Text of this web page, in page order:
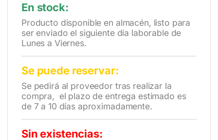
En stock:
Producto disponible en almacén, listo para
ser enviado el siguiente día laborable de
Lunes a Viernes.
Se puede reservar:
Se pedirá al proveedor tras realizar la
compra, el plazo de entrega estimado es
de 7 a 10 días aproximadamente.
Sin existencias: